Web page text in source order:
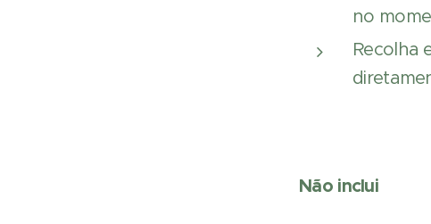
no
Recolha
Não inclui